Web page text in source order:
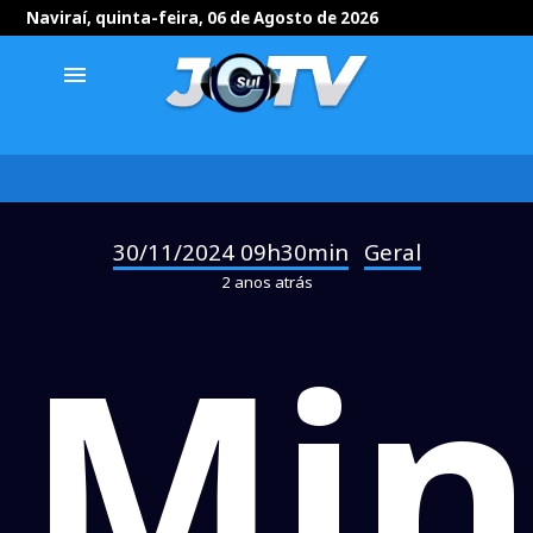
Naviraí, quinta-feira, 06 de Agosto de 2026
menu
30/11/2024 09h30min Geral
2 anos atrás